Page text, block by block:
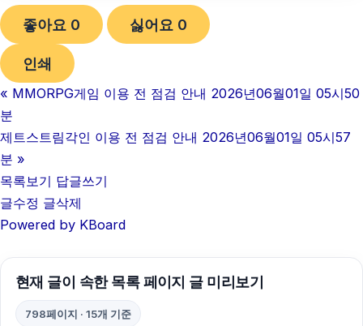
좋아요 0 싫어요 0
인쇄
« MMORPG게임 이용 전 점검 안내 2026년06월01일 05시50
분
제트스트림각인 이용 전 점검 안내 2026년06월01일 05시57
분 »
목록보기 답글쓰기
글수정 글삭제
Powered by KBoard
현재 글이 속한 목록 페이지 글 미리보기
798페이지 · 15개 기준